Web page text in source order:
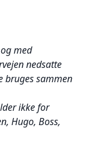
med
nedsatte
bruges sammen
ikke for
Hugo, Boss,